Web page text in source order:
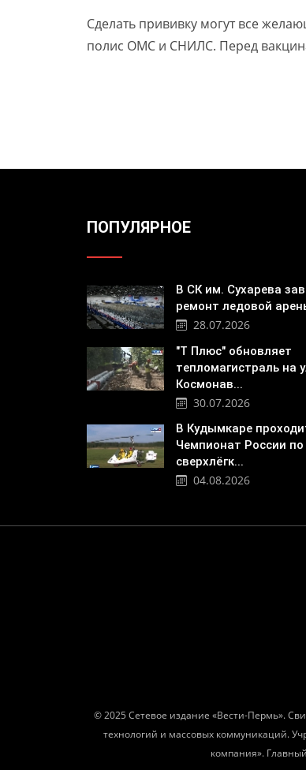
Сделать прививку могут все
полис ОМС и СНИЛС. Перед
ПОПУЛЯРНОЕ
В СК им. Сухарева
ремонт ледовой
28.07.2026
"Т Плюс" обновляет
тепломагистраль на
Космонав...
30.07.2026
В Кудымкаре
Чемпионат России по
сверхлёгк...
04.08.2026
© 2025 Сетевое издание «Вести-Пермь».
технологий и массовых коммуникаций.
компания».